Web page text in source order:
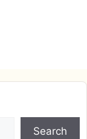
Search